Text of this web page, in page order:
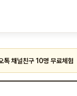
톡 채널친구 10명 무료체험